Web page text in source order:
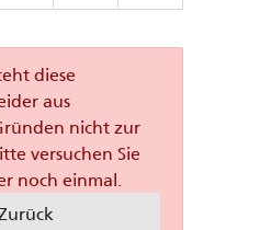
diese
aus
nicht zur
versuchen Sie
noch einmal.